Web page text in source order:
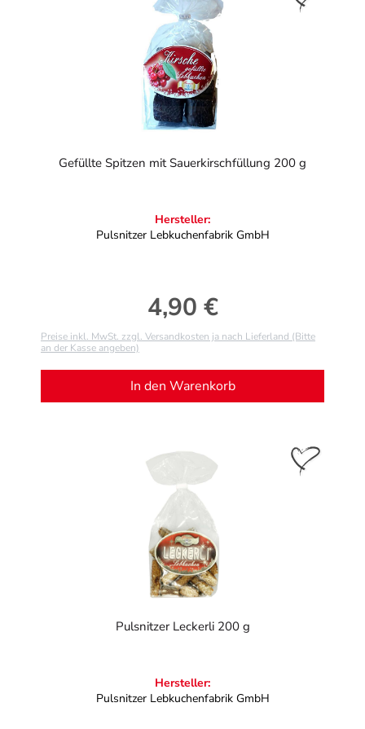
Gefüllte Spitzen mit Sauerkirschfüllung 200 g
Hersteller:
Pulsnitzer Lebkuchenfabrik GmbH
Regulärer Preis:
4,90 €
Preise inkl. MwSt. zzgl. Versandkosten ja nach Lieferland (Bitte
an der Kasse angeben)
In den Warenkorb
Pulsnitzer Leckerli 200 g
Hersteller:
Pulsnitzer Lebkuchenfabrik GmbH